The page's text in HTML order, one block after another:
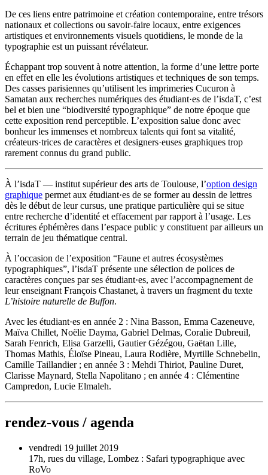
De ces liens entre patrimoine et création contemporaine, entre trésors
nationaux et collections ou savoir-faire locaux, entre exigences
artistiques et environnements visuels quotidiens, le monde de la
typographie est un puissant révélateur.
Échappant trop souvent à notre attention, la forme d’une lettre porte
en effet en elle les évolutions artistiques et techniques de son temps.
Des casses parisiennes qu’utilisent les imprimeries Cucuron à
Samatan aux recherches numériques des étudiant·es de l’isdaT, c’est
bel et bien une “biodiversité typographique” de notre époque que
cette exposition rend perceptible. L’exposition salue donc avec
bonheur les immenses et nombreux talents qui font sa vitalité,
créateurs·trices de caractères et designers·euses graphiques trop
rarement connus du grand public.
À l’isdaT — institut supérieur des arts de Toulouse, l’option design
graphique permet aux étudiant·es de se former au dessin de lettres
dès le début de leur cursus, une pratique particulière qui se situe
entre recherche d’identité et effacement par rapport à l’usage. Les
écritures éphémères dans l’espace public y constituent par ailleurs un
terrain de jeu thématique central.
À l’occasion de l’exposition “Faune et autres écosystèmes
typographiques”, l’isdaT présente une sélection de polices de
caractères conçues par ses étudiant·es, avec l’accompagnement de
leur enseignant François Chastanet, à travers un fragment du texte
L’histoire naturelle de Buffon.
Avec les étudiant·es en année 2 : Nina Basson, Emma Cazeneuve,
Maïva Chillet, Noëlie Dayma, Gabriel Delmas, Coralie Dubreuil,
Sarah Fenrich, Elisa Garzelli, Gautier Gézégou, Gaëtan Lille,
Thomas Mathis, Éloïse Pineau, Laura Rodière, Myrtille Schnebelin,
Camille Taillandier ; en année 3 : Mehdi Thiriot, Pauline Duret,
Clarisse Maynard, Stella Napolitano ; en année 4 : Clémentine
Campredon, Lucie Elmaleh.
rendez-vous / agenda
vendredi 19 juillet 2019
17h, rues du village, Lombez : Safari typographique avec
RoVo